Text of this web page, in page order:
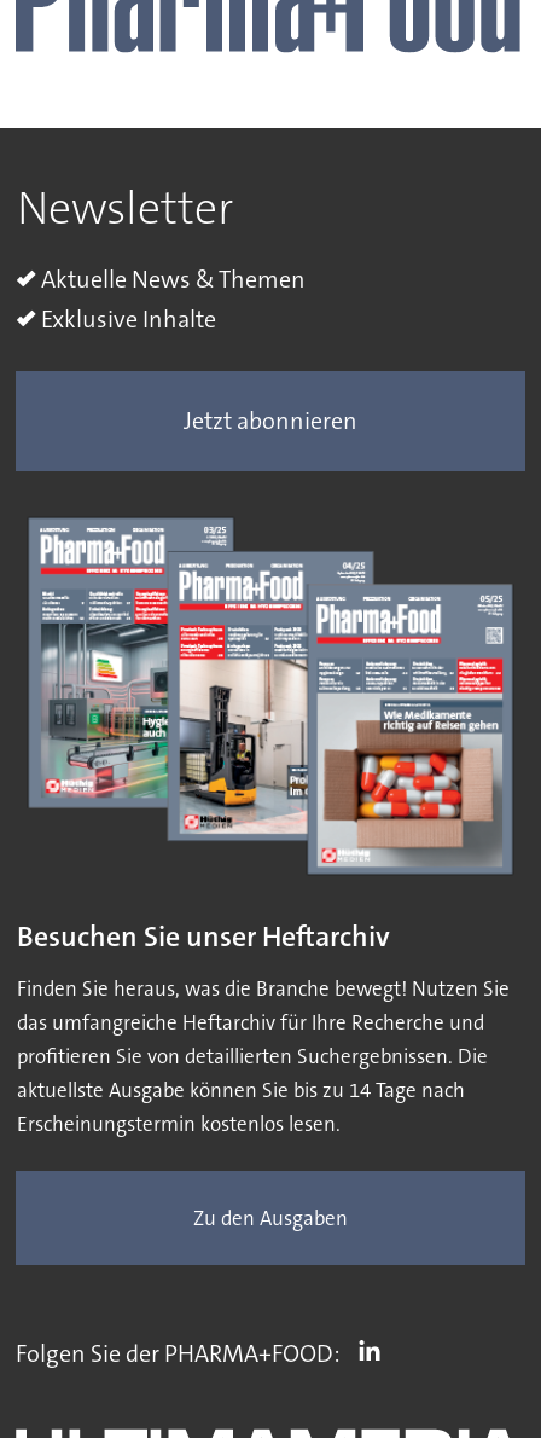
Newsletter
Aktuelle News & Themen
Exklusive Inhalte
Jetzt abonnieren
Besuchen Sie unser Heftarchiv
Finden Sie heraus, was die Branche bewegt! Nutzen Sie
das umfangreiche Heftarchiv für Ihre Recherche und
profitieren Sie von detaillierten Suchergebnissen. Die
aktuellste Ausgabe können Sie bis zu 14 Tage nach
Erscheinungstermin kostenlos lesen.
Zu den Ausgaben
Folgen Sie der PHARMA+FOOD: